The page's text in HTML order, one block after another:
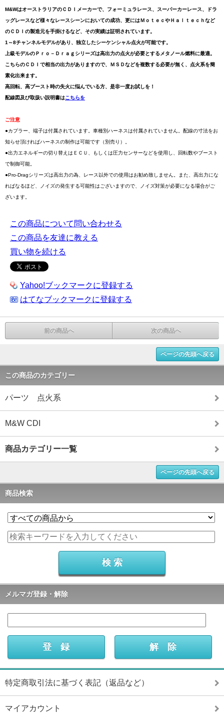
M&WはオーストラリアのＣＤＩメーカーで、フォーミュラレース、スーパーカーレース、ドラ
ッグレースなど様々なレースシーンにおいての成功、更にはＭｏｔｅｃやＨａｌｔｅｃｈなど
のＣＤＩの製造元を手掛けるなど、その実績は証明されています。
1～8チャンネルモデルがあり、独立したシーケンシャル点火が可能です。
上級モデルのＰｒｏ－Ｄｒａｇシリーズは高出力の点火が必要とするメタノール燃料に最適。
こちらのＣＤＩで相当の出力がありますので、ＭＳＤなどを複数する必要が無く、点火系を簡
素化出来ます。
高回転、高ブースト時の失火に悩んでいる方、是非一度お試しを！
配線図及び取扱い説明書はこちらを
ご注意
●カプラー、端子は付属されています。車種別ハーネスは付属されていません。配線の寸法をお
知らせ頂ければハーネスの制作は可能です（別売り）。
●出力エネルギーの切り替えはＥＣＵ、もしくは圧力センサーなどを使用し、回転数やブースト
で制御可能。
●Pro-Dragシリーズは高出力の為、レース以外での使用はお勧め致しません。また、高出力にな
ればなるほど、ノイズの発生する可能性はございますので、ノイズ対策が必要になる場合がご
ざいます。
この商品について問い合わせる
この商品を友達に教える
買い物を続ける
Yahoo!ブックマークに登録する
はてなブックマークに登録する
前の商品へ 次の商品へ
ページの先頭へ戻る
この商品のカテゴリー
パーツ 点火系
M&W CDI
商品カテゴリー一覧
ページの先頭へ戻る
商品検索
メルマガ登録・解除
特定商取引法に基づく表記（返品など）
マイアカウント